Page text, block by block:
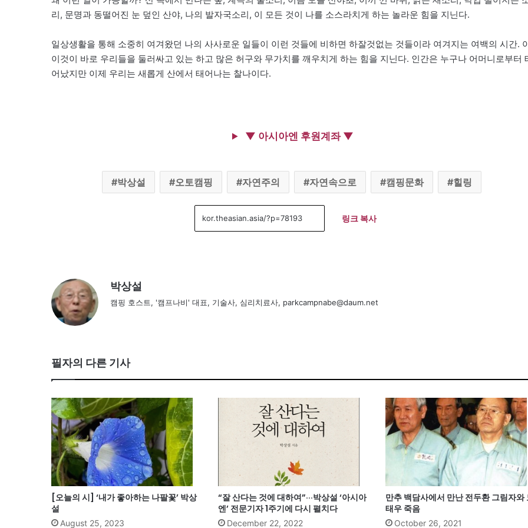
리, 문명과 동떨어진 눈 덮인 산야, 나의 발자국소리, 이 모든 것이 나를 소스라치게 하는 놀라운 힘을 지닌다.
일상생활을 통해 소중히 여겨왔던 나의 사사로운 일들이 이런 것들에 비하면 하잘것없는 것들이라 여겨지는 여백의 시간.
이것이 바로 우리들을 둘러싸고 있는 하고 많은 허구와 무가치를 깨우치게 하는 힘을 지닌다. 인간은 누구나 어머니로부터
어났지만 이제 우리는 새롭게 산에서 태어나는 찰나이다.
▼ 아시아엔 후원계좌 ▼
박상설 오토캠핑 자연주의 자연속으로 캠핑문화 힐링
링크 복사
박상설
캠핑 호스트, '캠프나비' 대표, 기술사, 심리치료사, parkcampnabe@daum.net
필자의 다른 기사
[오늘의 시] ‘내가 좋아하는 나팔꽃’ 박상
설
August 25, 2023
“잘 산다는 것에 대하여”···박상설 ‘아시아
엔’ 전문기자 1주기에 다시 펼치다
December 22, 2022
만추 백담사에서 만난 전두환 그림자와
태우 죽음
October 26, 2021